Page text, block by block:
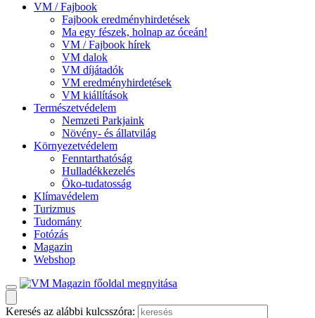
VM / Fajbook
Fajbook eredményhirdetések
Ma egy fészek, holnap az óceán!
VM / Fajbook hírek
VM dalok
VM díjátadók
VM eredményhirdetések
VM kiállítások
Természetvédelem
Nemzeti Parkjaink
Növény- és állatvilág
Környezetvédelem
Fenntarthatóság
Hulladékkezelés
Öko-tudatosság
Klímavédelem
Turizmus
Tudomány
Fotózás
Magazin
Webshop
Keresés az alábbi kulcsszóra: